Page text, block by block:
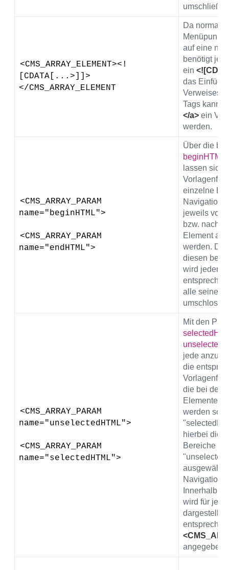
<CMS_ARRAY_ELEMENT><!
[CDATA[...>]]>
</CMS_ARRAY_ELEMENT
Da
Menüpunkt
auf eine
benötigt
ein
das
Verweises.
Tags kann
</a> ein
werden.
<CMS_ARRAY_PARAM
name="beginHTML">
<CMS_ARRAY_PARAM
name="endHTML">
Über die
beginHTML
lassen sich
einzelne
Navigation
jeweils vor
bzw. nach
Element
werden.
diesen
wird jeder
alle seine
<CMS_ARRAY_PARAM
name="unselectedHTML">
<CMS_ARRAY_PARAM
name="selectedHTML">
Mit den
jede
die
die bei der
Elementes
werden
hierbei die
Bereiche
Navigation.
Innerhalb
wird für
dargestellt
angegeben.